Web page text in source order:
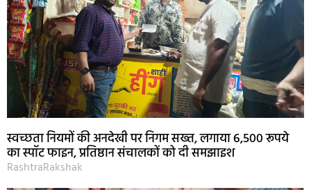
स्वच्छता नियमों की अनदेखी पर निगम सख्त, लगाया 6,500 रूपये
का स्पॉट फाइन, प्रतिष्ठान संचालकों को दी समझाइश
RashtraRakshak